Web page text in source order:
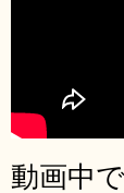
動画中